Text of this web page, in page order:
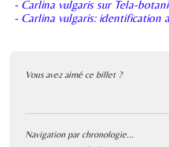
- Carlina vulgaris sur Tela-
- Carlina vulgaris: identification
Vous avez aimé ce billet ?
Navigation par chronologie...